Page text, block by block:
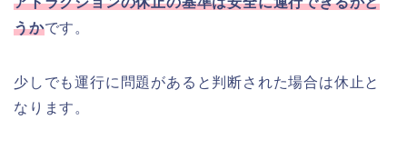
うかです。
少しでも運行に問題があると判断された場合は休止と
なります。